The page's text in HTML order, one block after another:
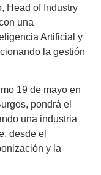
Head of Industry
una
Artificial y
la gestión
19 de mayo en
pondrá el
una industria
desde el
y la